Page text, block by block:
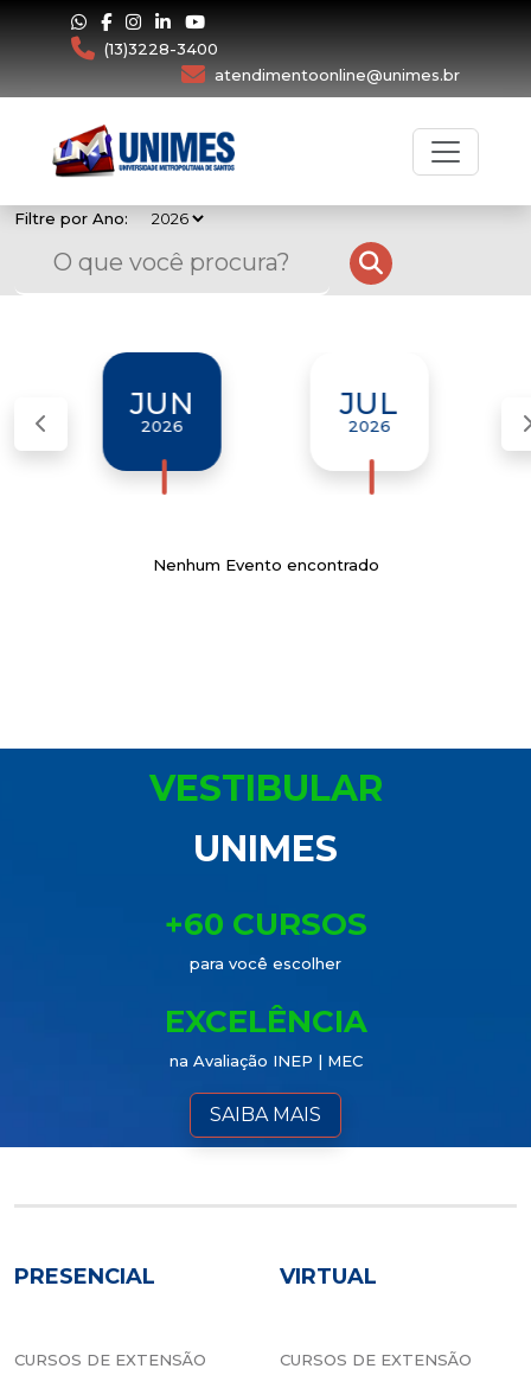
(13)3228-3400
atendimentoonline@unimes.br
Filtre por Ano:
JUN
2026
JUL
2026
Nenhum Evento encontrado
VESTIBULAR
UNIMES
+60 CURSOS
para você escolher
EXCELÊNCIA
na Avaliação INEP | MEC
SAIBA MAIS
PRESENCIAL
CURSOS DE EXTENSÃO
VIRTUAL
CURSOS DE EXTENSÃO